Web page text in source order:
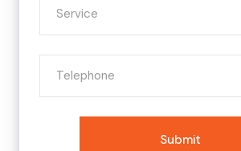
Submit